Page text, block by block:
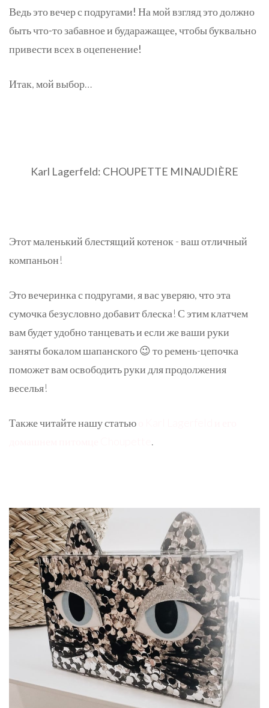
Ведь это вечер с подругами! На мой взгляд это должно
быть что-то забавное и бударажащее, чтобы буквально
привести всех в оцепенение!
Итак, мой выбор…
Karl Lagerfeld: CHOUPETTE MINAUDIÈRE
Этот маленький блестящий котенок - ваш отличный
компаньон!
Это вечеринка с подругами, я вас уверяю, что эта
сумочка безусловно добавит блеска! С этим клатчем
вам будет удобно танцевать и если же ваши руки
заняты бокалом шапанского 😉 то ремень-цепочка
поможет вам освободить руки для продолжения
веселья!
Также читайте нашу статью
.